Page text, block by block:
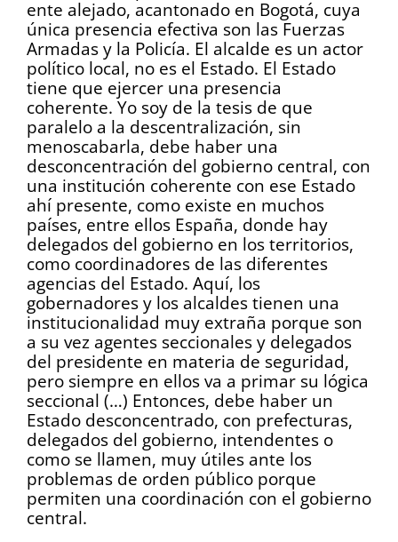
ente alejado, acantonado en Bogotá, cuya
única presencia efectiva son las Fuerzas
Armadas y la Policía. El alcalde es un actor
político local, no es el Estado. El Estado
tiene que ejercer una presencia
coherente. Yo soy de la tesis de que
paralelo a la descentralización, sin
menoscabarla, debe haber una
desconcentración del gobierno central, con
una institución coherente con ese Estado
ahí presente, como existe en muchos
países, entre ellos España, donde hay
delegados del gobierno en los territorios,
como coordinadores de las diferentes
agencias del Estado. Aquí, los
gobernadores y los alcaldes tienen una
institucionalidad muy extraña porque son
a su vez agentes seccionales y delegados
del presidente en materia de seguridad,
pero siempre en ellos va a primar su lógica
seccional (…) Entonces, debe haber un
Estado desconcentrado, con prefecturas,
delegados del gobierno, intendentes o
como se llamen, muy útiles ante los
problemas de orden público porque
permiten una coordinación con el gobierno
central.